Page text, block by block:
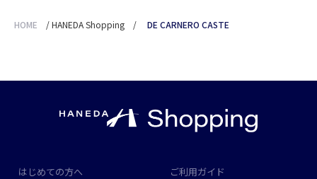
HOME /HANEDA Shopping / DE CARNERO CASTE
はじめての方へ ご利用ガイド